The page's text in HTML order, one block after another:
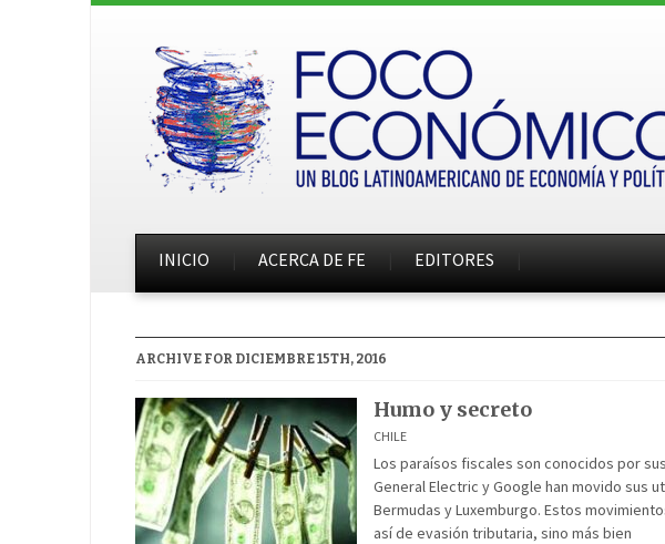
INICIO ACERCA DE FE EDITORES
ARCHIVE FOR DICIEMBRE 15TH, 2016
Humo y secreto
CHILE
Los paraísos fiscales son conocidos por
General Electric y Google han movido sus
Bermudas y Luxemburgo. Estos
así de evasión tributaria, sino más bien